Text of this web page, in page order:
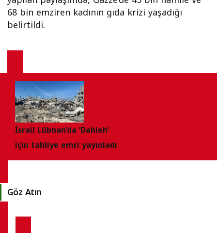
68 bin emziren kadının gıda krizi yaşadığı
belirtildi.
İsrail Lübnan’da ‘Dahieh’
için tahliye emri yayınladı
Göz Atın